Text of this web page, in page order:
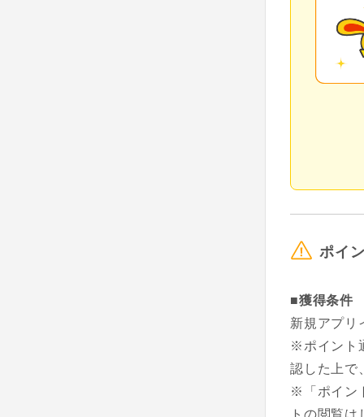
ポイ
■獲得条件
新規アプリ
※ポイント
認した上で
※「ポイン